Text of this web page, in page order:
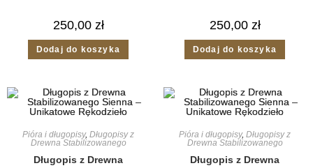
250,00 zł
Dodaj do koszyka
250,00 zł
Dodaj do koszyka
Pióra i długopisy, Długopisy z
Drewna Stabilizowanego
Długopis z Drewna
Pióra i długopisy, Długopisy z
Drewna Stabilizowanego
Długopis z Drewna